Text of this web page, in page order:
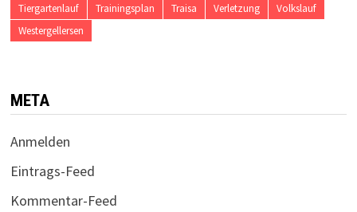
Tiergartenlauf
Trainingsplan Traisa Verletzung
Volkslauf
Westergellersen
META
Anmelden
Eintrags-Feed
Kommentar-Feed